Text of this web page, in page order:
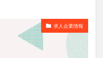
求人企業情報